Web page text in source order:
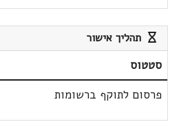
תהליך אישור
סטטוס
פרסום לתוקף ברשומות